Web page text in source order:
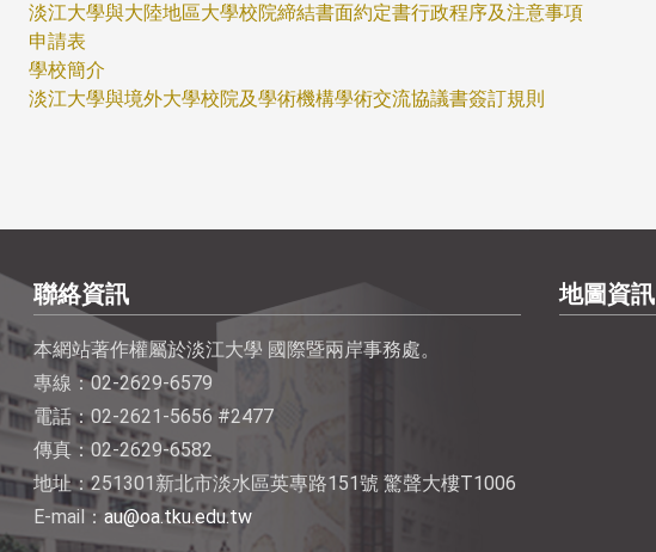
淡江大學與大陸地區大學校院締結書面約定書行政程序及注意事項
申請表
學校簡介
淡江大學與境外大學校院及學術機構學術交流協議書簽訂規則
聯絡資訊
本網站著作權屬於淡江大學 國際暨兩岸事務處。
專線：02-2629-6579
電話：02-2621-5656 #2477
傳真：02-2629-6582
地址：251301新北市淡水區英專路151號 驚聲大樓T1006
E-mail： au@oa.tku.edu.tw
地圖資訊